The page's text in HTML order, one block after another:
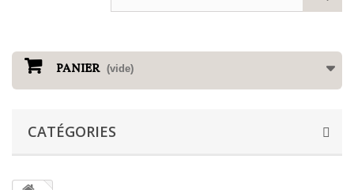
PANIER (vide)
CATÉGORIES